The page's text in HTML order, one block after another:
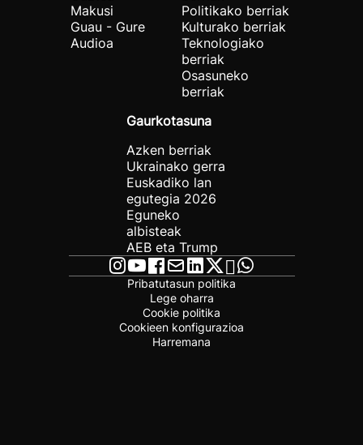
Makusi
Guau - Gure
Audioa
Politikako berriak
Kulturako berriak
Teknologiako
berriak
Osasuneko
berriak
Gaurkotasuna
Azken berriak
Ukrainako gerra
Euskadiko lan
egutegia 2026
Eguneko
albisteak
AEB eta Trump
Pribatutasun politika
Lege oharra
Cookie politika
Cookieen konfigurazioa
Harremana